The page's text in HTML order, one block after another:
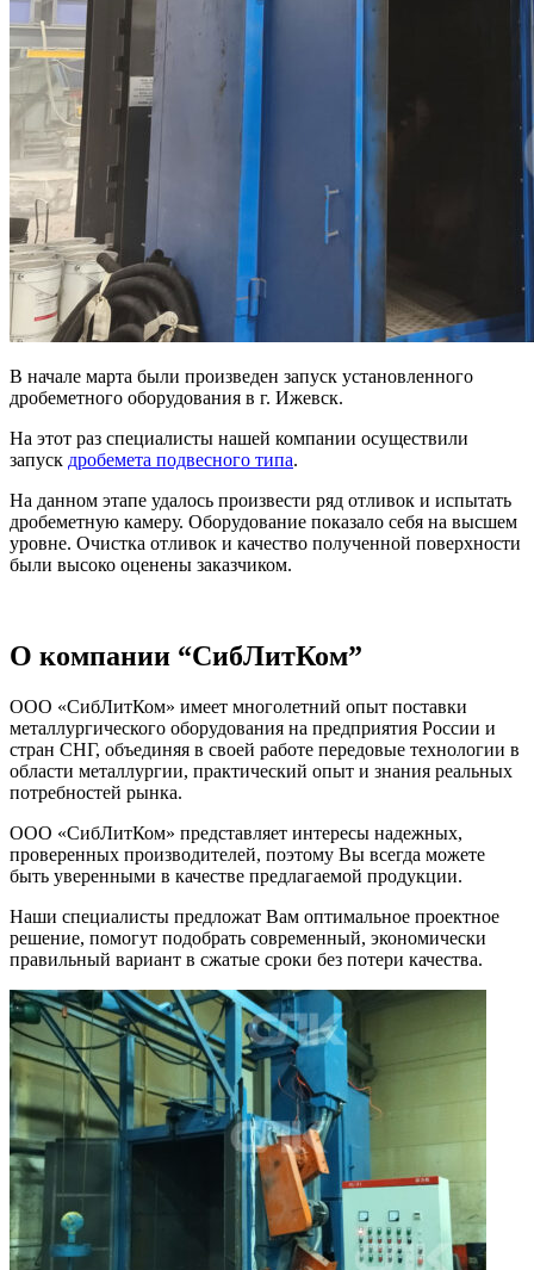
В начале марта были произведен запуск установленного
дробеметного оборудования в г. Ижевск.
На этот раз специалисты нашей компании осуществили
запуск дробемета подвесного типа.
На данном этапе удалось произвести ряд отливок и испытать
дробеметную камеру. Оборудование показало себя на высшем
уровне. Очистка отливок и качество полученной поверхности
были высоко оценены заказчиком.
О компании “СибЛитКом”
ООО «СибЛитКом» имеет многолетний опыт поставки
металлургического оборудования на предприятия России и
стран СНГ, объединяя в своей работе передовые технологии в
области металлургии, практический опыт и знания реальных
потребностей рынка.
ООО «СибЛитКом» представляет интересы надежных,
проверенных производителей, поэтому Вы всегда можете
быть уверенными в качестве предлагаемой продукции.
Наши специалисты предложат Вам оптимальное проектное
решение, помогут подобрать современный, экономически
правильный вариант в сжатые сроки без потери качества.